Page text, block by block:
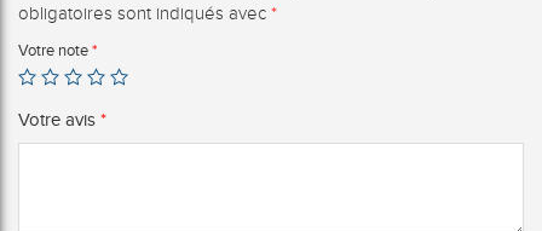
obligatoires sont indiqués avec *
Votre note *
Votre avis *